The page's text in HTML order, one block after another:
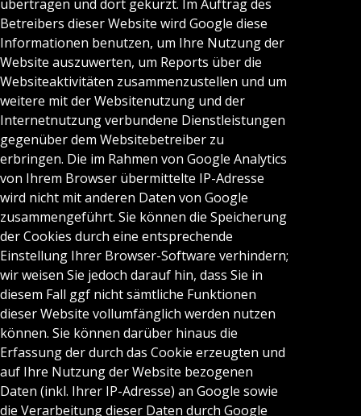
übertragen und dort gekürzt. Im Auftrag des
Betreibers dieser Website wird Google diese
Informationen benutzen, um Ihre Nutzung der
Website auszuwerten, um Reports über die
Websiteaktivitäten zusammenzustellen und um
weitere mit der Websitenutzung und der
Internetnutzung verbundene Dienstleistungen
gegenüber dem Websitebetreiber zu
erbringen. Die im Rahmen von Google Analytics
von Ihrem Browser übermittelte IP-Adresse
wird nicht mit anderen Daten von Google
zusammengeführt. Sie können die Speicherung
der Cookies durch eine entsprechende
Einstellung Ihrer Browser-Software verhindern;
wir weisen Sie jedoch darauf hin, dass Sie in
diesem Fall ggf nicht sämtliche Funktionen
dieser Website vollumfänglich werden nutzen
können. Sie können darüber hinaus die
Erfassung der durch das Cookie erzeugten und
auf Ihre Nutzung der Website bezogenen
Daten (inkl. Ihrer IP-Adresse) an Google sowie
die Verarbeitung dieser Daten durch Google